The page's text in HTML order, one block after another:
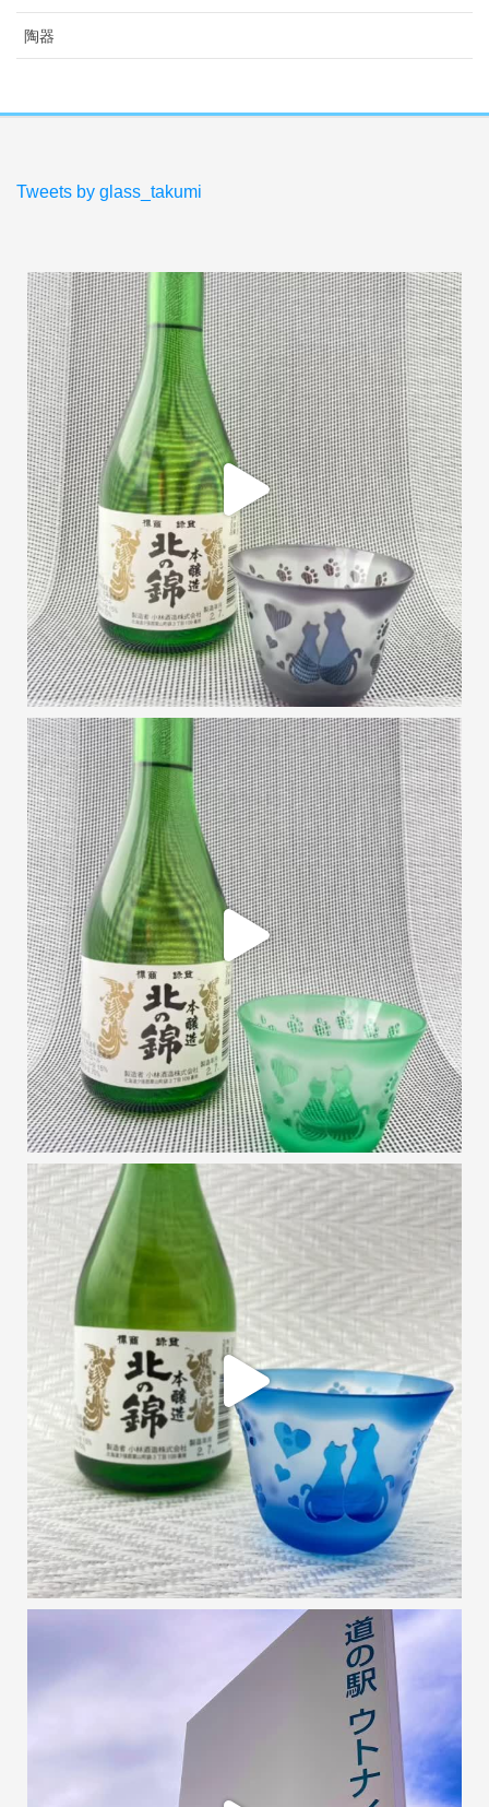
陶器
Tweets by glass_takumi